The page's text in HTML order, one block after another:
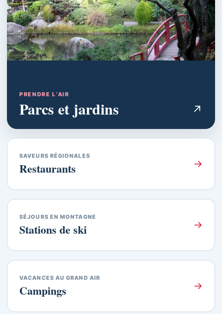
PRENDRE L’AIR
Parcs et jardins ↗
SAVEURS RÉGIONALES
Restaurants →
SÉJOURS EN MONTAGNE
Stations de ski →
VACANCES AU GRAND AIR
Campings →